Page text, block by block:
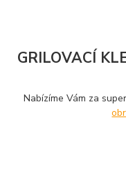
GRILOVACÍ
Nabízíme Vám za